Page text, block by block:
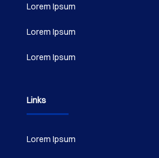
Lorem Ipsum
Lorem Ipsum
Lorem Ipsum
Links
Lorem Ipsum